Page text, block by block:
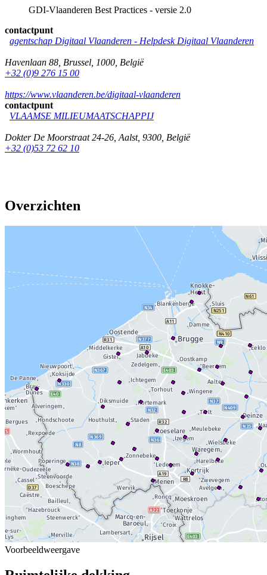
GDI-Vlaanderen Best Practices - versie 2.0
contactpunt
agentschap Digitaal Vlaanderen - Helpdesk Digitaal Vlaanderen
Havenlaan 88 Brussel 1000 België
+32 (0)9 276 15 00
https://www.vlaanderen.be/digitaal-vlaanderen
contactpunt
VLAAMSE MILIEUMAATSCHAPPIJ
Dokter De Moorstraat 24-26 Aalst, 9300 België
+32 (0)53 72 62 10
Overzichten
Voorbeeldweergave